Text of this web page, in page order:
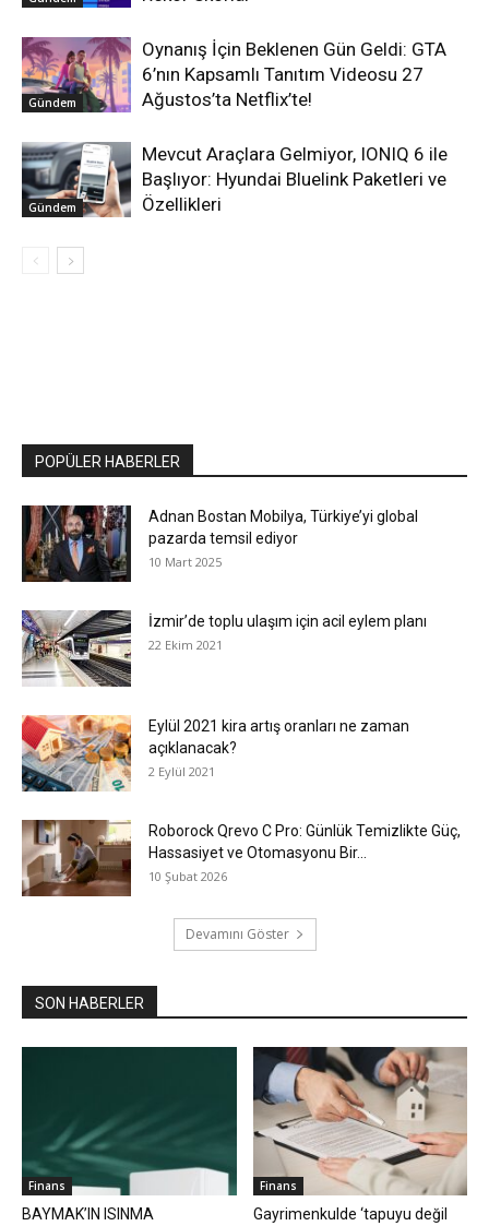
Gündem
Oynanış İçin Beklenen Gün Geldi: GTA
6’nın Kapsamlı Tanıtım Videosu 27
Ağustos’ta Netflix’te!
Gündem
Mevcut Araçlara Gelmiyor, IONIQ 6 ile
Başlıyor: Hyundai Bluelink Paketleri ve
Özellikleri
POPÜLER HABERLER
Adnan Bostan Mobilya, Türkiye’yi global
pazarda temsil ediyor
10 Mart 2025
İzmir’de toplu ulaşım için acil eylem planı
22 Ekim 2021
Eylül 2021 kira artış oranları ne zaman
açıklanacak?
2 Eylül 2021
Roborock Qrevo C Pro: Günlük Temizlikte Güç,
Hassasiyet ve Otomasyonu Bir...
10 Şubat 2026
Devamını Göster
SON HABERLER
Finans
BAYMAK’IN ISINMA
Finans
Gayrimenkulde ‘tapuyu değil